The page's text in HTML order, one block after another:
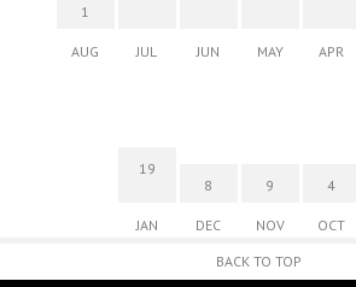
1
AUG JUL JUN MAY APR
19
JAN
8
DEC
9
NOV
4
OCT
BACK TO TOP